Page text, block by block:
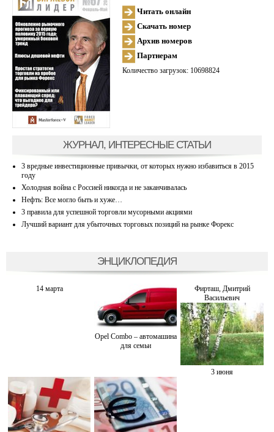
Читать онлайн
Скачать номер
Архив номеров
Партнерам
Количество загрузок: 10698824
ЖУРНАЛ, ИНТЕРЕСНЫЕ СТАТЬИ
3 вредные инвестиционные привычки, от которых нужно избавиться в 2015
году
Холодная война с Россией никогда и не заканчивалась
Нефть: Все могло быть и хуже…
3 правила для успешной торговли мусорными акциями
Лучший вариант для убыточных торговых позиций на рынке Форекс
ЭНЦИКЛОПЕДИЯ
14 марта
Opel Combo – автомашина
для семьи
Фирташ, Дмитрий
Васильевич
3 июня